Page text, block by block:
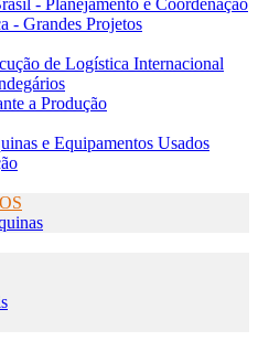
- Planejamento e Coordenação
- Grandes Projetos
de Logística Internacional
a Produção
e Equipamentos Usados